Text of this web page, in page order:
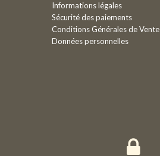
Informations légales
Sécurité des paiements
Conditions Générales de Vente
Données personnelles